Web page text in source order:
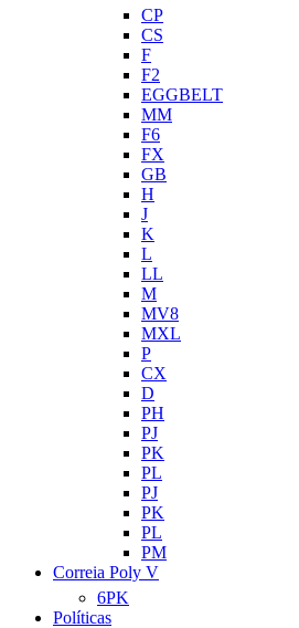
CP
CS
F
F2
EGGBELT
MM
F6
FX
GB
H
J
K
L
LL
M
MV8
MXL
P
CX
D
PH
PJ
PK
PL
PJ
PK
PL
PM
Correia Poly V
6PK
Políticas